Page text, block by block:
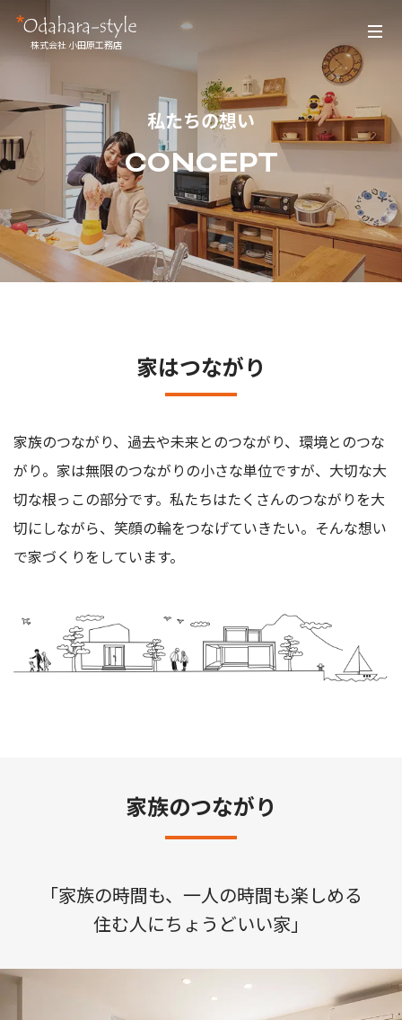
株式会社 小田原工務店
私たちの想い
CONCEPT
家はつながり
家族のつながり、過去や未来とのつながり、環境とのつな
がり。家は無限のつながりの小さな単位ですが、大切な大
切な根っこの部分です。私たちはたくさんのつながりを大
切にしながら、笑顔の輪をつなげていきたい。そんな想い
で家づくりをしています。
家族のつながり
「家族の時間も、一人の時間も楽しめる
住む人にちょうどいい家」